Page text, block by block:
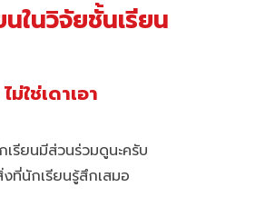
ในวิจัยชั้นเรียน
ใช่เดาเอา
เรียนมีส่วนร่วมดูนะครับ
ที่นักเรียนรู้สึกเสมอ